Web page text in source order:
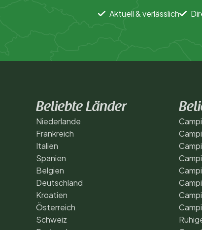
Aktuell & verlässlich
Beliebte Länder
Niederlande
Frankreich
Italien
Spanien
Belgien
Deutschland
Kroatien
Österreich
Schweiz